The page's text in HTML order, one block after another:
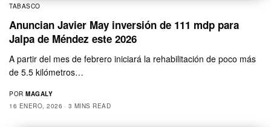
TABASCO
Anuncian Javier May inversión de 111 mdp para
Jalpa de Méndez este 2026
A partir del mes de febrero iniciará la rehabilitación de poco más
de 5.5 kilómetros…
POR MAGALY
16 ENERO, 2026
3 MINS READ